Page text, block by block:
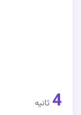
4 ثانیه